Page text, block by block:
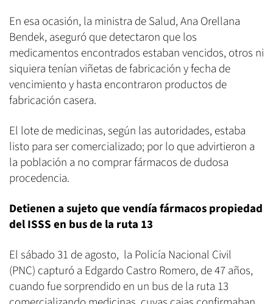
En esa ocasión, la ministra de Salud, Ana Orellana
Bendek, aseguró que detectaron que los
medicamentos encontrados estaban vencidos, otros ni
siquiera tenían viñetas de fabricación y fecha de
vencimiento y hasta encontraron productos de
fabricación casera.
El lote de medicinas, según las autoridades, estaba
listo para ser comercializado; por lo que advirtieron a
la población a no comprar fármacos de dudosa
procedencia.
Detienen a sujeto que vendía fármacos propiedad
del ISSS en bus de la ruta 13
El sábado 31 de agosto, la Policía Nacional Civil
(PNC) capturó a Edgardo Castro Romero, de 47 años,
cuando fue sorprendido en un bus de la ruta 13